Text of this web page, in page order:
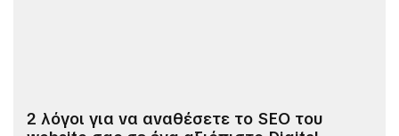
2 λόγοι για να αναθέσετε το SEO του